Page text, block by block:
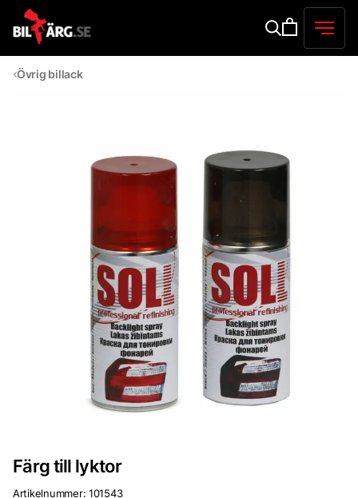
Övrig billack
Färg till lyktor
Artikelnummer: 101543